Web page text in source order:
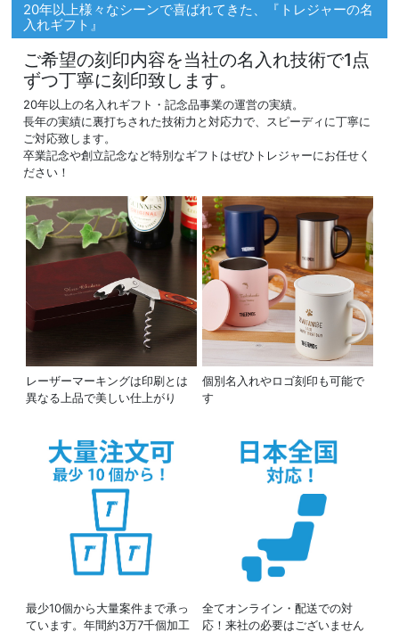
20年以上様々なシーンで喜ばれてきた、『トレジャーの名
入れギフト』
ご希望の刻印内容を当社の名入れ技術で1点
ずつ丁寧に刻印致します。
20年以上の名入れギフト・記念品事業の運営の実績。
長年の実績に裏打ちされた技術力と対応力で、スピーディに丁寧に
ご対応致します。
卒業記念や創立記念など特別なギフトはぜひトレジャーにお任せく
ださい！
レーザーマーキングは印刷とは
異なる上品で美しい仕上がり
個別名入れやロゴ刻印も可能で
す
最少10個から大量案件まで承っ
ています。年間約3万7千個加工
全てオンライン・配送での対
応！来社の必要はございません